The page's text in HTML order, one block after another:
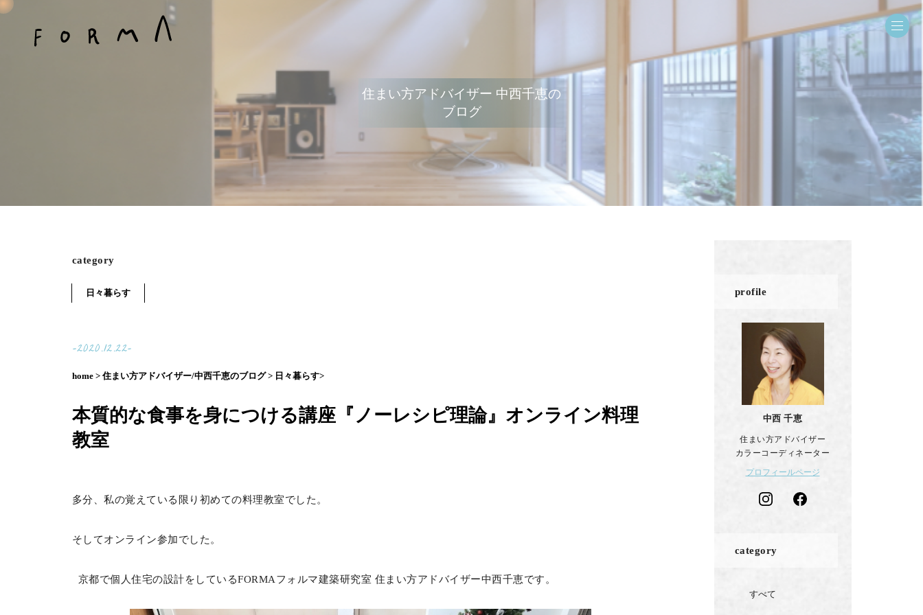
住まい方アドバイザー 中西千恵の
ブログ
category
日々暮らす
-2020.12.22-
home > 住まい方アドバイザー/中西千恵のブログ > 日々暮らす>
本質的な食事を身につける講座『ノーレシピ理論』オンライン料理
教室
多分、私の覚えている限り初めての料理教室でした。
そしてオンライン参加でした。
京都で個人住宅の設計をしているFORMAフォルマ建築研究室 住まい方アドバイザー中西千恵です。
profile
中西 千恵
住まい方アドバイザー
カラーコーディネーター
プロフィールページ
category
すべて